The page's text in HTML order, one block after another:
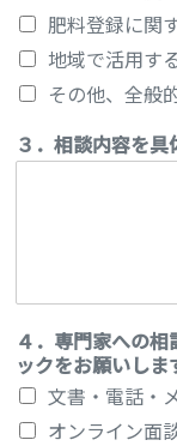
肥料登録に関
地域で活用す
その他、全般
３．相談内容を
４．専門家への
ックをお願いしま
文書・電話・
オンライン面